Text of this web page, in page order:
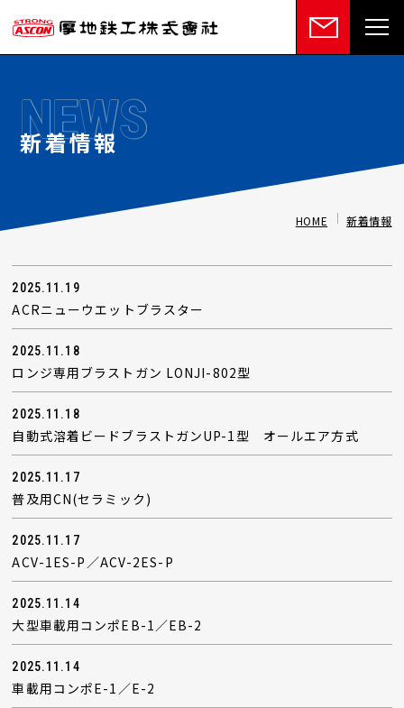
新着情報
NEWS
HOME 新着情報
2025.11.19
ACRニューウエットブラスター
2025.11.18
ロンジ専用ブラストガン LONJI-802型
2025.11.18
自動式溶着ビードブラストガンUP-1型 オールエア方式
2025.11.17
普及用CN(セラミック)
2025.11.17
ACV-1ES-P／ACV-2ES-P
2025.11.14
大型車載用コンポEB-1／EB-2
2025.11.14
車載用コンポE-1／E-2